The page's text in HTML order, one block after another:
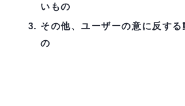
いもの
その他、ユーザーの意に反する
の